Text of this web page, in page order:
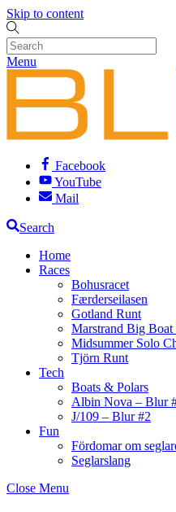
Skip to content
Menu
Facebook
YouTube
Mail
Search
Home
Races
Bohusracet
Færderseilasen
Gotland Runt
Marstrand Big Boat
Midsummer Solo
Tjörn Runt
Tech
Boats & Polars
Albin Nova – Blur
J/109 – Blur #2
Fun
Fördomar om
Seglarslang
Close Menu